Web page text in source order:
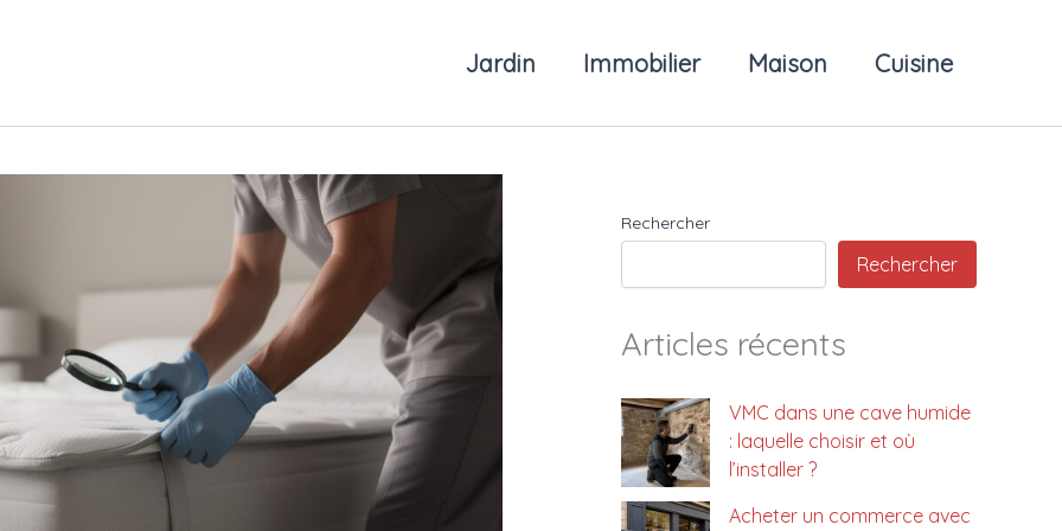
Jardin Immobilier Maison Cuisine
Rechercher
Rechercher
Articles récents
VMC dans une cave humide
: laquelle choisir et où
l’installer ?
Acheter un commerce avec